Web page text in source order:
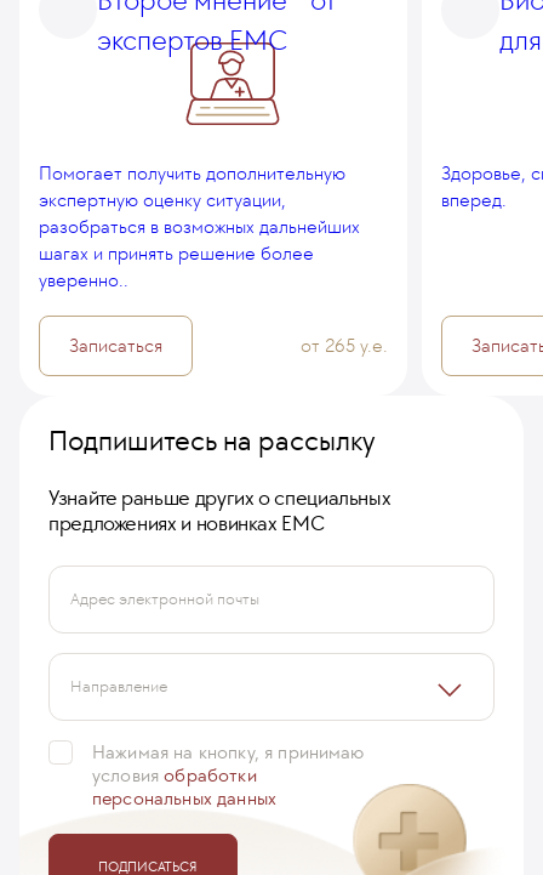
экспертов EMC
Помогает получить дополнительную
экспертную оценку ситуации,
разобраться в возможных дальнейших
шагах и принять решение более
уверенно..
Записаться от 265 у.е.
Здоровье,
вперед.
Подпишитесь на рассылку
Узнайте раньше других о специальных
предложениях и новинках ЕМС
Адрес электронной почты
Направление
Нажимая на кнопку, я принимаю
условияобработки
персональных данных
ПОДПИСАТЬСЯ